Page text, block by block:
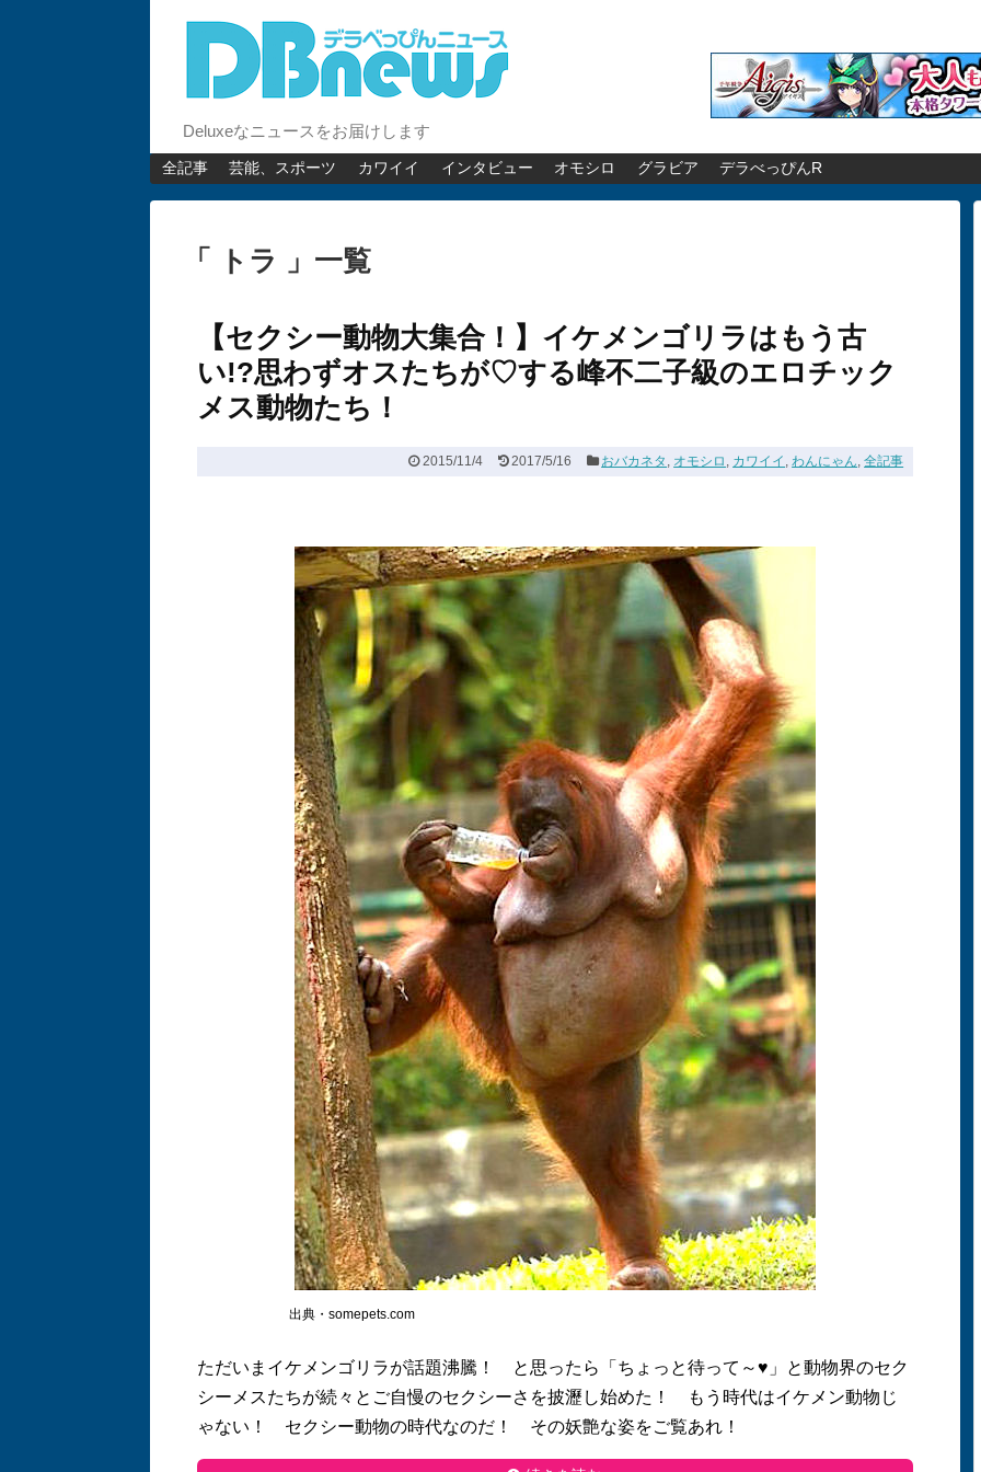
Deluxeなニュースをお届けします
全記事 芸能、スポーツ カワイイ インタビュー オモシロ グラビア デラべっぴんR
「 トラ 」一覧
【セクシー動物大集合！】イケメンゴリラはもう古
い!?思わずオスたちが♡する峰不二子級のエロチック
メス動物たち！
2015/11/4 2017/5/16 おバカネタ , オモシロ , カワイイ ,わんにゃん,全記事
出典・somepets.com
ただいまイケメンゴリラが話題沸騰！ と思ったら「ちょっと待って～♥」と動物界のセク
シーメスたちが続々とご自慢のセクシーさを披瀝し始めた！ もう時代はイケメン動物じ
ゃない！ セクシー動物の時代なのだ！ その妖艶な姿をご覧あれ！